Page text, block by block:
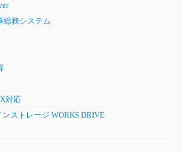
総務システム
対応
ストレージ WORKS DRIVE